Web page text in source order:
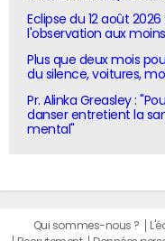
Eclipse du 12 août
l'observation aux
Plus que deux mois
du silence, voitures,
Pr. Alinka Greasley :
danser entretient la
mental"
Qui sommes-nous ?